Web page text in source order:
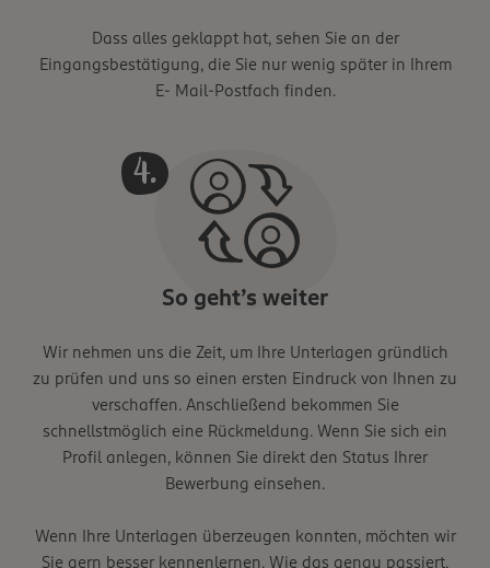
Dass alles geklappt hat, sehen Sie an der
Eingangsbestätigung, die Sie nur wenig später in Ihrem
E- Mail-Postfach finden.
So geht’s weiter
Wir nehmen uns die Zeit, um Ihre Unterlagen gründlich
zu prüfen und uns so einen ersten Eindruck von Ihnen zu
verschaffen. Anschließend bekommen Sie
schnellstmöglich eine Rückmeldung. Wenn Sie sich ein
Profil anlegen, können Sie direkt den Status Ihrer
Bewerbung einsehen.
Wenn Ihre Unterlagen überzeugen konnten, möchten wir
Sie gern besser kennenlernen. Wie das genau passiert,